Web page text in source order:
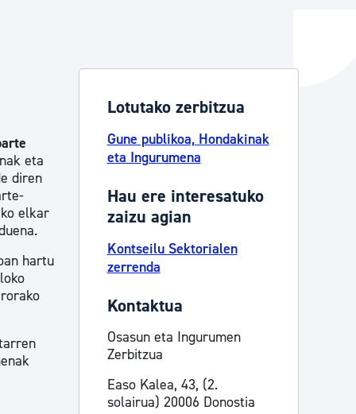
Izapideen katalogoa
eta
diren
elkar
hartu
Lotutako zerbitzua
Gune publikoa, Hondakinak
eta Ingurumena
Hau ere interesatuko
zaizu agian
Kontseilu Sektorialen
zerrenda
Kontaktua
Osasun eta Ingurumen
Zerbitzua
Easo Kalea, 43, (2.
solairua) 20006 Donostia